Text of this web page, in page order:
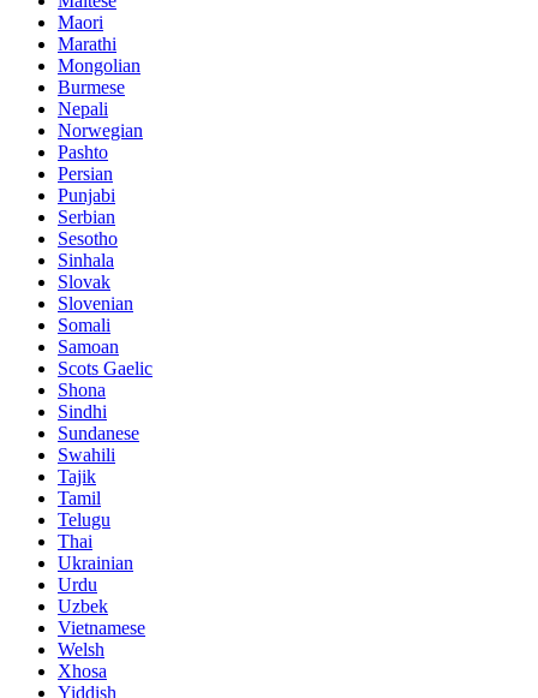
Maori
Marathi
Mongolian
Burmese
Nepali
Norwegian
Pashto
Persian
Punjabi
Serbian
Sesotho
Sinhala
Slovak
Slovenian
Somali
Samoan
Scots Gaelic
Shona
Sindhi
Sundanese
Swahili
Tajik
Tamil
Telugu
Thai
Ukrainian
Urdu
Uzbek
Vietnamese
Welsh
Xhosa
Yiddish